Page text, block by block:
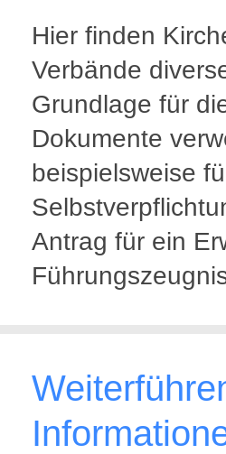
Hier finden
Verbände
Grundlage für
Dokumente
beispielsweise
Antrag für ein